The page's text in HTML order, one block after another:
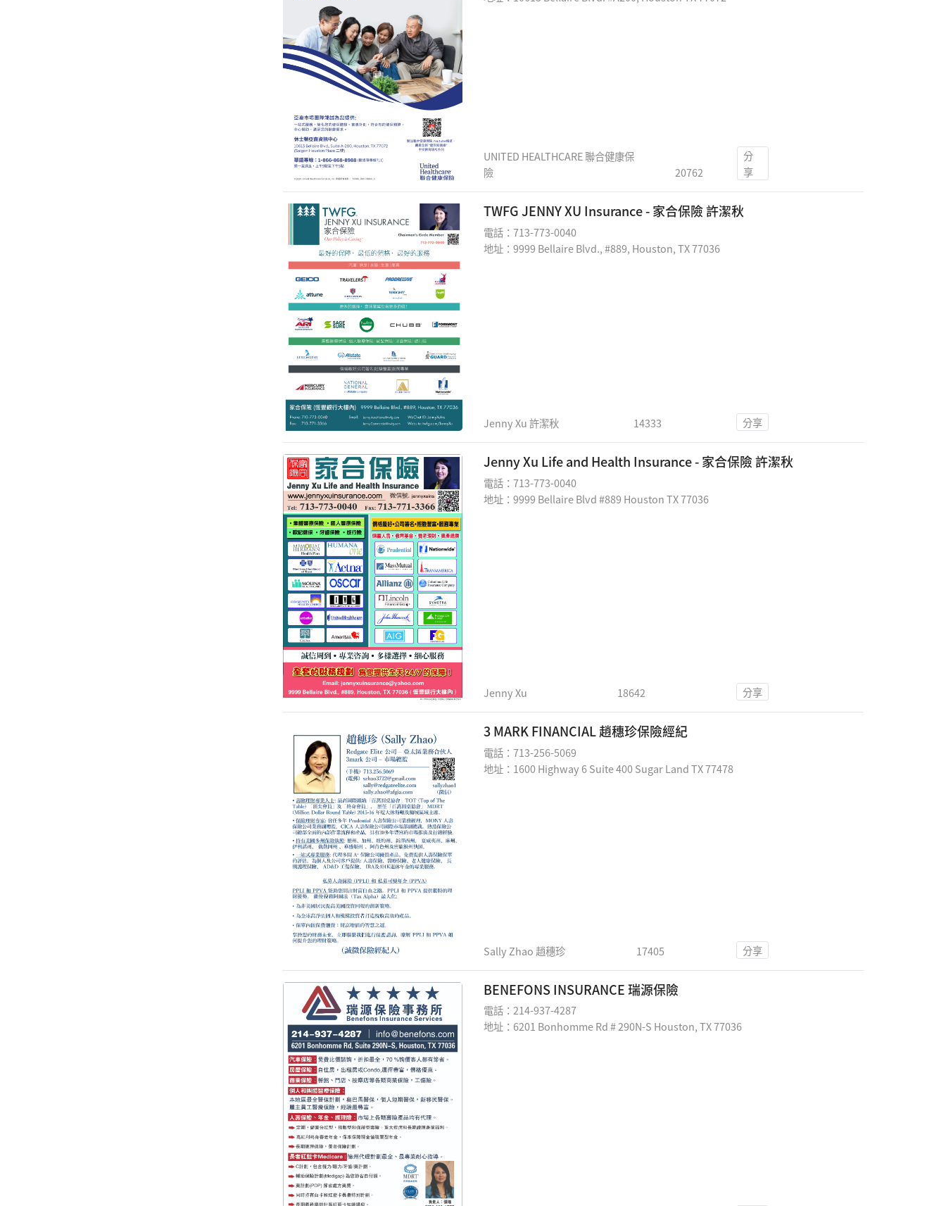
UNITED HEALTHCARE 聯合健康保
險
20762
分
享
TWFG JENNY XU Insurance - 家合保險 許潔秋
電話：713-773-0040
地址：9999 Bellaire Blvd., #889, Houston, TX 77036
Jenny Xu 許潔秋 14333 分享
Jenny Xu Life and Health Insurance - 家合保險 許潔秋
電話：713-773-0040
地址：9999 Bellaire Blvd #889 Houston TX 77036
Jenny Xu 18642 分享
3 MARK FINANCIAL 趙穗珍保險經紀
電話：713-256-5069
地址：1600 Highway 6 Suite 400 Sugar Land TX 77478
Sally Zhao 趙穗珍 17405 分享
BENEFONS INSURANCE 瑞源保險
電話：214-937-4287
地址：6201 Bonhomme Rd # 290N-S Houston, TX 77036